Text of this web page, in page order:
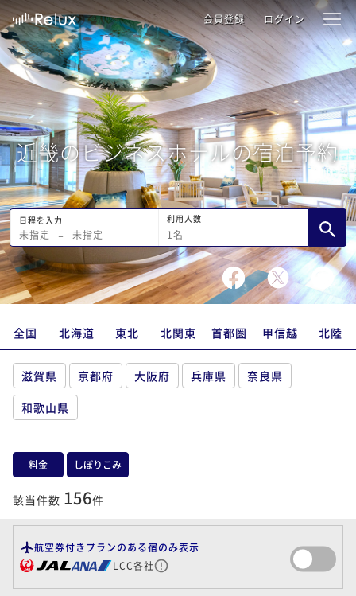
会員登録 ログイン
近畿のビジネスホテルの宿泊予約
日程を入力
未指定 − 未指定
利用人数
1 名
全国 北海道 東北 北関東 首都圏 甲信越 北陸
滋賀県 京都府 大阪府 兵庫県
奈良県
和歌山県
料金 しぼりこみ
該当件数 156件
航空券付きプランのある宿のみ表示
LCC各社